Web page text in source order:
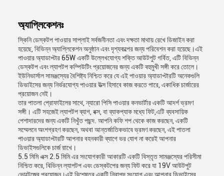
অ্যাপ্লিকেশনঃ
স্কিনি ডেস্কটপ পাওয়ার সাপ্লাই সর্বজনীনতা এবং দক্ষতা মাথায় রেখে ডিজাইন করা
হয়েছে, বিভিন্ন অ্যাপ্লিকেশন অনুষ্ঠান এবং দৃশ্যকল্পের জন্য পরিবেশন করা হয়েছে।এই
পাওয়ার অ্যাডাপ্টার 65W একটি উল্লেখযোগ্য শক্তি আউটপুট গর্বিত, এটি বিভিন্ন
ডেস্কটপ এবং ল্যাপটপ কম্পিউটিং প্রয়োজনের জন্য একটি বহুমুখী সঙ্গী করে তোলে।
ইউনিভার্সাল সামঞ্জস্যের বৈশিষ্ট্য নিশ্চিত করে যে এই পাওয়ার অ্যাডাপ্টারটি অনেকগুলি
ডিভাইসের জন্য নির্ভরযোগ্য পাওয়ার উত্স হিসাবে কাজ করতে পারে, একাধিক চার্জারের
প্রয়োজন নেই।
তার পাতলা প্রোফাইলের সাথে, ন্যারো পিসি পাওয়ার কনভার্টার একটি আদর্শ ভ্রমণ
সঙ্গী। এটি সহজেই ল্যাপটপ ব্যাগ, বক্স, বা ব্যাকপ্যাক মধ্যে ফিট,এটি ব্যবসায়িক
পেশাদারদের জন্য একটি নিখুঁত পছন্দ. আপনি কফি শপ থেকে কাজ করছেন, একটি
সম্মেলনে অংশগ্রহণ করছেন, অথবা আন্তর্জাতিকভাবে ভ্রমণ করছেন, এই পাতলা
পাওয়ার অ্যাডাপ্টারটি আপনার বহনকারী ব্যাগে ভর যোগ না করেই আপনার
ডিভাইসগুলিকে চার্জ রাখে।
5.5 মিমি এক্স 2.5 মিমি এর সংযোগকারী আকারটি একটি বিস্তৃত সামঞ্জস্যের পরিসীমা
নিশ্চিত করে, বিভিন্ন ল্যাপটপ এবং ডেস্কটপের জন্য ফিট করে যা 19V আউটপুট